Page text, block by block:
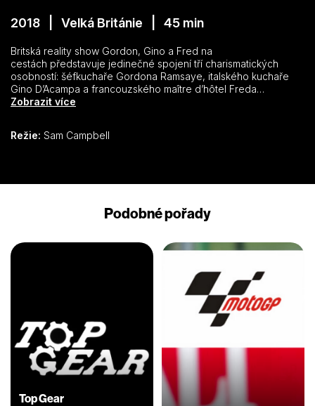
2018 | Velká Británie | 45 min
Britská reality show Gordon, Gino a Fred na
cestách představuje jedinečné spojení tří charismatických
osobností: šéfkuchaře Gordona Ramsaye, italského kuchaře
Gino D’Acampa a francouzského maître d’hôtel Freda
Sirieixe. Každá série sleduje trojici přátel, kteří se vydávají na
ochutnávají tradiční pokrmy a suroviny. Nechybí ani soutěže
Zobrazit více
Režie: Sam Campbell
Podobné pořady
Top Gear